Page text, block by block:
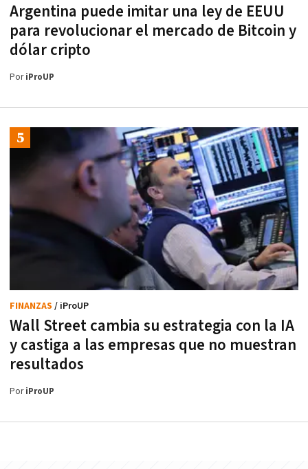
Argentina puede imitar una ley de EEUU
para revolucionar el mercado de Bitcoin y
dólar cripto
PoriProUP
Wall Street cambia su estrategia con la IA
y castiga a las empresas que no muestran
resultados
FINANZAS / iProUP
PoriProUP